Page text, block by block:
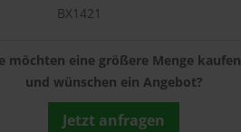
BX1421
möchten eine größere Menge kaufen
und wünschen ein Angebot?
Jetzt anfragen